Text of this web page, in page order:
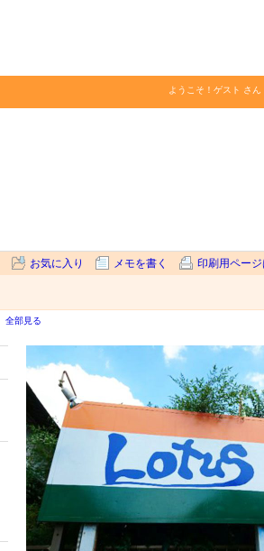
ようこそ！ ゲスト さん
お気に入り メモを書く 印刷用ページ
全部見る